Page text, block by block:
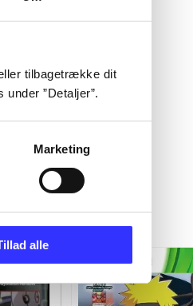
tilbagetrække dit
”Detaljer”.
Marketing
alle